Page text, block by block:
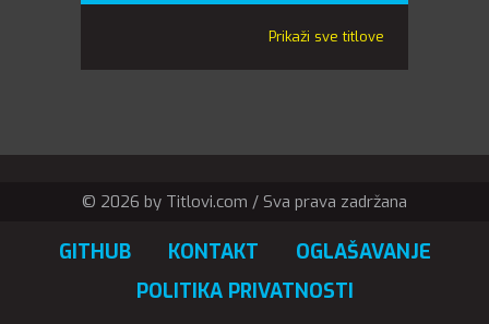
Prikaži sve titlove
© 2026 by Titlovi.com / Sva prava zadržana
GITHUB KONTAKT
OGLAŠAVANJE
POLITIKA PRIVATNOSTI